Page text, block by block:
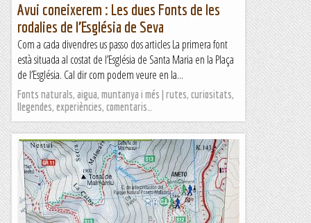
Avui coneixerem : Les dues Fonts de les
rodalies de l’Església de Seva
Com a cada divendres us passo dos articles La primera font
està situada al costat de l’Església de Santa Maria en la Plaça
de l’Església. Cal dir com podem veure en la...
Fonts naturals, aigua, muntanya i més | rutes, curiositats,
llegendes, experiències, comentaris…